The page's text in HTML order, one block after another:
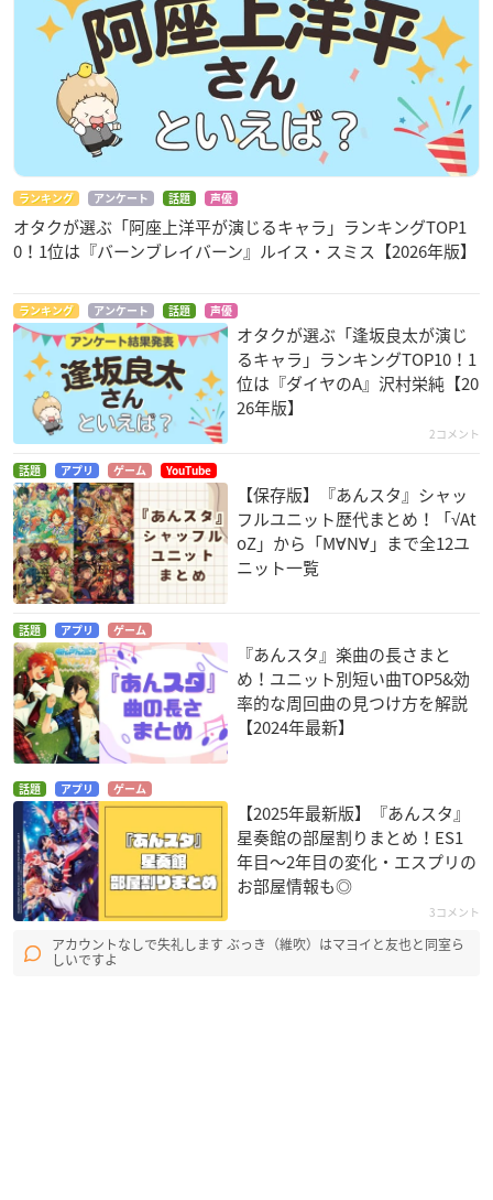
ランキング アンケート 話題 声優
オタクが選ぶ「阿座上洋平が演じるキャラ」ランキングTOP1
0！1位は『バーンブレイバーン』ルイス・スミス【2026年版】
ランキング アンケート 話題 声優
オタクが選ぶ「逢坂良太が演じ
るキャラ」ランキングTOP10！1
位は『ダイヤのA』沢村栄純【20
26年版】
2コメント
話題 アプリ ゲーム YouTube
【保存版】『あんスタ』シャッ
フルユニット歴代まとめ！「√At
oZ」から「M∀N∀」まで全12ユ
ニット一覧
話題 アプリ ゲーム
『あんスタ』楽曲の長さまと
め！ユニット別短い曲TOP5&効
率的な周回曲の見つけ方を解説
【2024年最新】
話題 アプリ ゲーム
【2025年最新版】『あんスタ』
星奏館の部屋割りまとめ！ES1
年目〜2年目の変化・エスプリの
お部屋情報も◎
3コメント
アカウントなしで失礼します ぶっき（維吹）はマヨイと友也と同室ら
しいですよ